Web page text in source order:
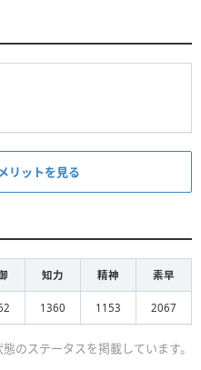
リットを見る
知力 精神 素早
1360 1153 2067
のステータスを掲載しています。